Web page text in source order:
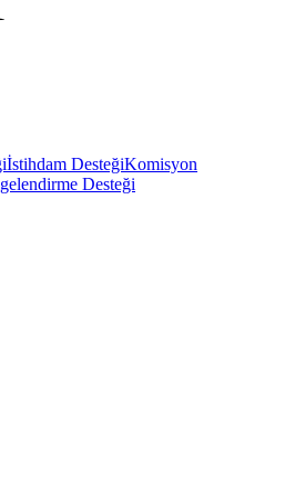
İstihdam DesteğiKomisyon
Desteği